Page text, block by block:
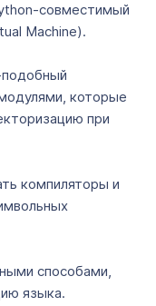
совместимый
Machine).
которые
при
компиляторы и
способами,
языка.